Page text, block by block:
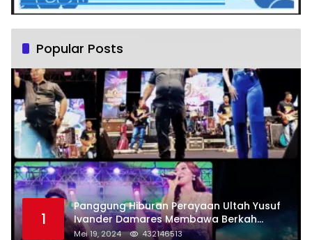
Popular Posts
1
Panggung Hiburan Perayaan Ultah Yusuf
Ivander Damares Membawa Berkah
Warga Kejapanan
Mei 19, 2024 432146513